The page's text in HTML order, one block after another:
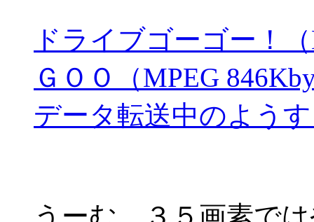
ドライブゴーゴー！
ＧＯＯ（MPEG
データ転送中のよう